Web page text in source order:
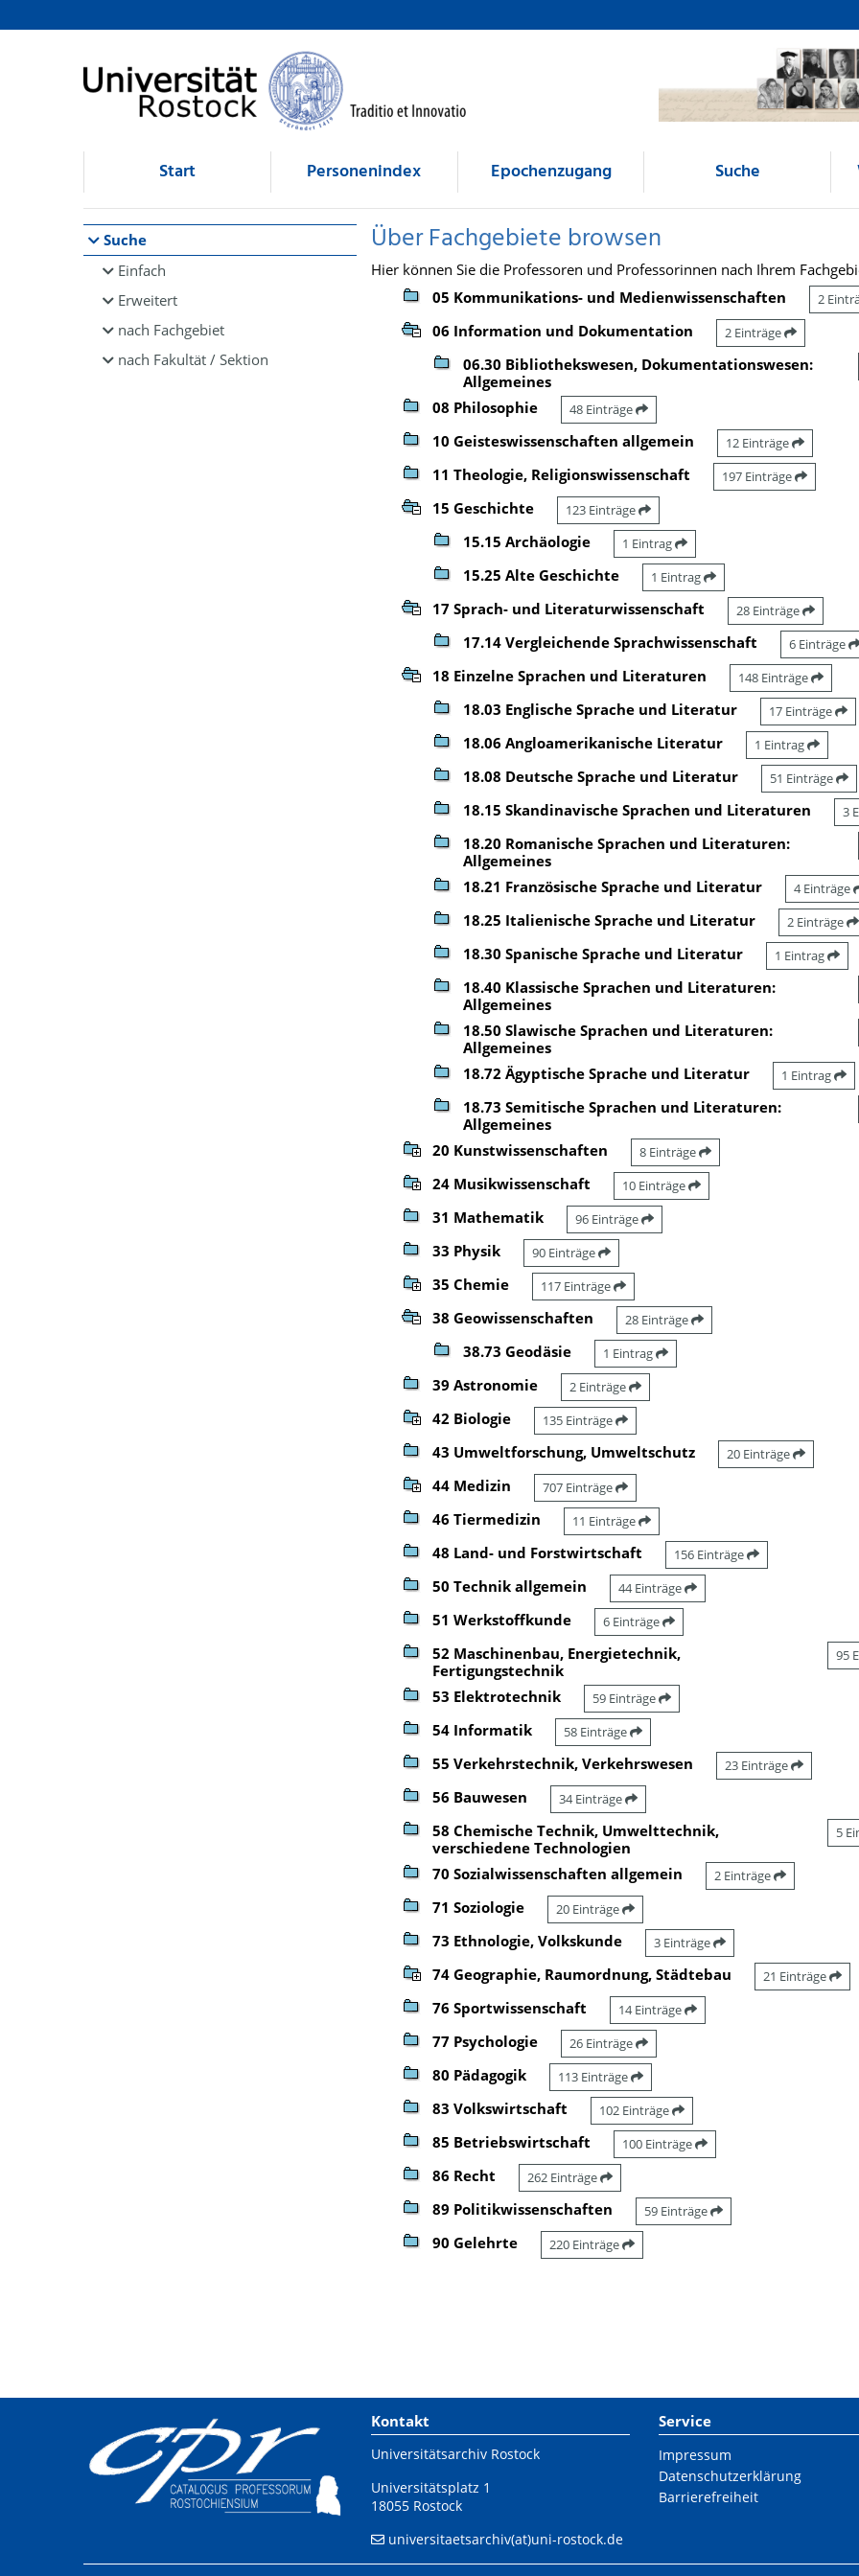
Browsen
direkt zum Inhalt
Start Personenindex Epochenzugang Suche
Suche
Einfach
Erweitert
nach Fachgebiet
nach Fakultät / Sektion
Über Fachgebiete browsen
Hier können Sie die Professoren und Professorinnen nach Ihrem
05 Kommunikations- und Medienwissenschaften
2
06 Information und Dokumentation 2 Einträge
06.30 Bibliothekswesen, Dokumentationswesen:
Allgemeines
08 Philosophie 48 Einträge
10 Geisteswissenschaften allgemein 12 Einträge
11 Theologie, Religionswissenschaft 197 Einträge
15 Geschichte 123 Einträge
15.15 Archäologie 1 Eintrag
15.25 Alte Geschichte 1 Eintrag
17 Sprach- und Literaturwissenschaft 28 Einträge
17.14 Vergleichende Sprachwissenschaft 6 Einträge
18 Einzelne Sprachen und Literaturen 148 Einträge
18.03 Englische Sprache und Literatur 17 Einträge
18.06 Angloamerikanische Literatur 1 Eintrag
18.08 Deutsche Sprache und Literatur 51 Einträge
18.15 Skandinavische Sprachen und Literaturen 3
18.20 Romanische Sprachen und Literaturen:
Allgemeines
18.21 Französische Sprache und Literatur 4 Einträge
18.25 Italienische Sprache und Literatur 2 Einträge
18.30 Spanische Sprache und Literatur 1 Eintrag
18.40 Klassische Sprachen und Literaturen:
Allgemeines
18.50 Slawische Sprachen und Literaturen:
Allgemeines
18.72 Ägyptische Sprache und Literatur 1 Eintrag
18.73 Semitische Sprachen und Literaturen:
Allgemeines
20 Kunstwissenschaften 8 Einträge
24 Musikwissenschaft 10 Einträge
31 Mathematik 96 Einträge
33 Physik 90 Einträge
35 Chemie 117 Einträge
38 Geowissenschaften 28 Einträge
38.73 Geodäsie 1 Eintrag
39 Astronomie 2 Einträge
42 Biologie 135 Einträge
43 Umweltforschung, Umweltschutz 20 Einträge
44 Medizin 707 Einträge
46 Tiermedizin 11 Einträge
48 Land- und Forstwirtschaft 156 Einträge
50 Technik allgemein 44 Einträge
51 Werkstoffkunde 6 Einträge
52 Maschinenbau, Energietechnik,
Fertigungstechnik
95
53 Elektrotechnik 59 Einträge
54 Informatik 58 Einträge
55 Verkehrstechnik, Verkehrswesen 23 Einträge
56 Bauwesen 34 Einträge
58 Chemische Technik, Umwelttechnik,
verschiedene Technologien
5
70 Sozialwissenschaften allgemein 2 Einträge
71 Soziologie 20 Einträge
73 Ethnologie, Volkskunde 3 Einträge
74 Geographie, Raumordnung, Städtebau 21 Einträge
76 Sportwissenschaft 14 Einträge
77 Psychologie 26 Einträge
80 Pädagogik 113 Einträge
83 Volkswirtschaft 102 Einträge
85 Betriebswirtschaft 100 Einträge
86 Recht 262 Einträge
89 Politikwissenschaften 59 Einträge
90 Gelehrte 220 Einträge
Kontakt
Universitätsarchiv Rostock
Universitätsplatz 1
18055 Rostock
universitaetsarchiv(at)uni-rostock.de
Service
Impressum
Datenschutzerklärung
Barrierefreiheit